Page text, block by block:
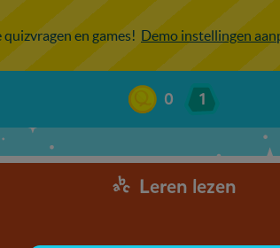
en games! Demo instellingen
0 1
Leren lezen